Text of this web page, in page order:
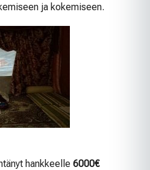
ja kokemiseen.
hankkeelle 6000€